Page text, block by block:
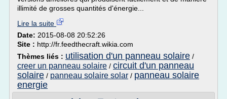
illimité de grosses quantités d'énergie...
Lire la suite
Date: 2015-08-08 20:52:26
Site : http://fr.feedthecraft.wikia.com
Thèmes liés : utilisation d'un panneau solaire /
creer un panneau solaire / circuit d'un panneau
solaire / panneau solaire solar / panneau solaire
energie